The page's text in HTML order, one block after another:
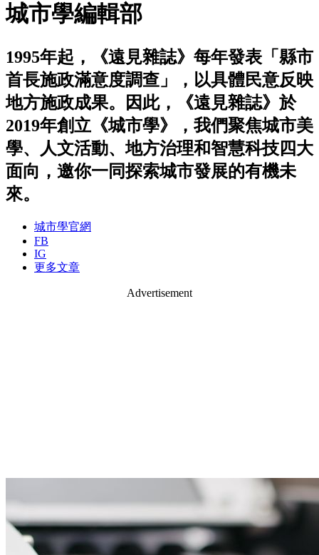
城市學編輯部
1995年起，《遠見雜誌》每年發表「縣市
首長施政滿意度調查」，以具體民意反映
地方施政成果。因此，《遠見雜誌》於
2019年創立《城市學》，我們聚焦城市美
學、人文活動、地方治理和智慧科技四大
面向，邀你一同探索城市發展的有機未
來。
城市學官網
FB
IG
更多文章
Advertisement